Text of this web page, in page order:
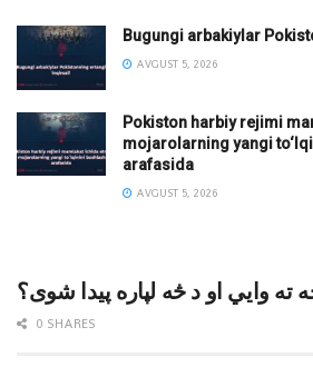
Bugungi arbakiylar
AVGUST 5, 2026
Pokiston harbiy rejimi
mojarolarning yangi
arafasida
AVGUST 5, 2026
ته وایي او د څه لپاره پیدا شوی؟
0 SHARES